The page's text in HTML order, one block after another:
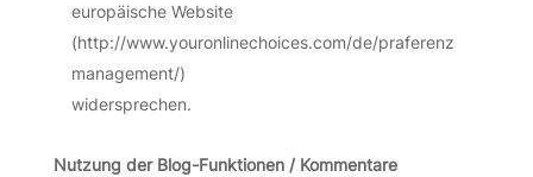
europäische Website
(http://www.youronlinechoices.com/de/praferenz
management/)
widersprechen.
Nutzung der Blog-Funktionen / Kommentare